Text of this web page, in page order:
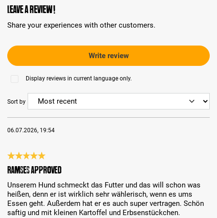
Leave a review!
Share your experiences with other customers.
Write review
Display reviews in current language only.
Sort by
06.07.2026, 19:54
Review with rating of 5 out of 5 stars
Ramses approved
Unserem Hund schmeckt das Futter und das will schon was
heißen, denn er ist wirklich sehr wählerisch, wenn es ums
Essen geht. Außerdem hat er es auch super vertragen. Schön
saftig und mit kleinen Kartoffel und Erbsenstückchen.